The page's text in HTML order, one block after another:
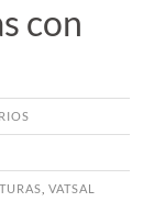
con
,VATSAL